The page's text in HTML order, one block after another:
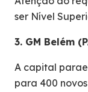
ser Nível
3. GM Belém
A capital
para 400